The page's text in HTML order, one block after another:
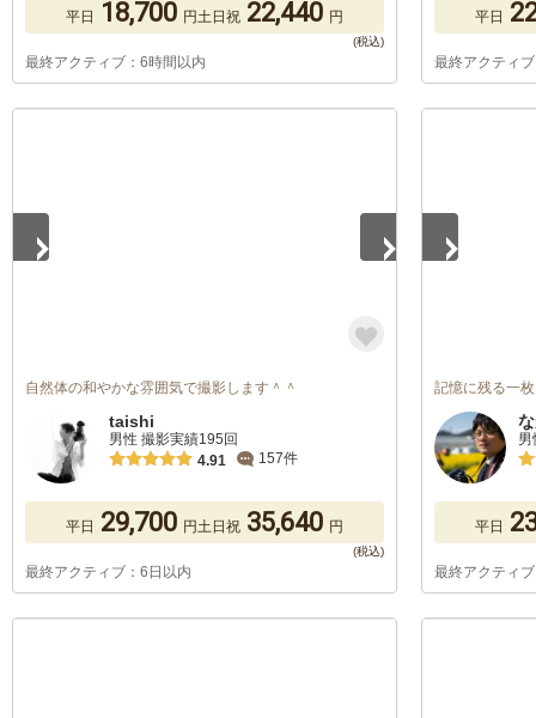
平日 18,700 円土日祝 22,440 円
最終アクティブ：6時間以内
平日
最終アクティ
自然体の和やかな雰囲気で撮影します＾＾
taishi
男性 撮影実績195回
4.91
157件
平日 29,700 円土日祝 35,640 円
最終アクティブ：6日以内
記憶に残る一
平日
最終アクティ